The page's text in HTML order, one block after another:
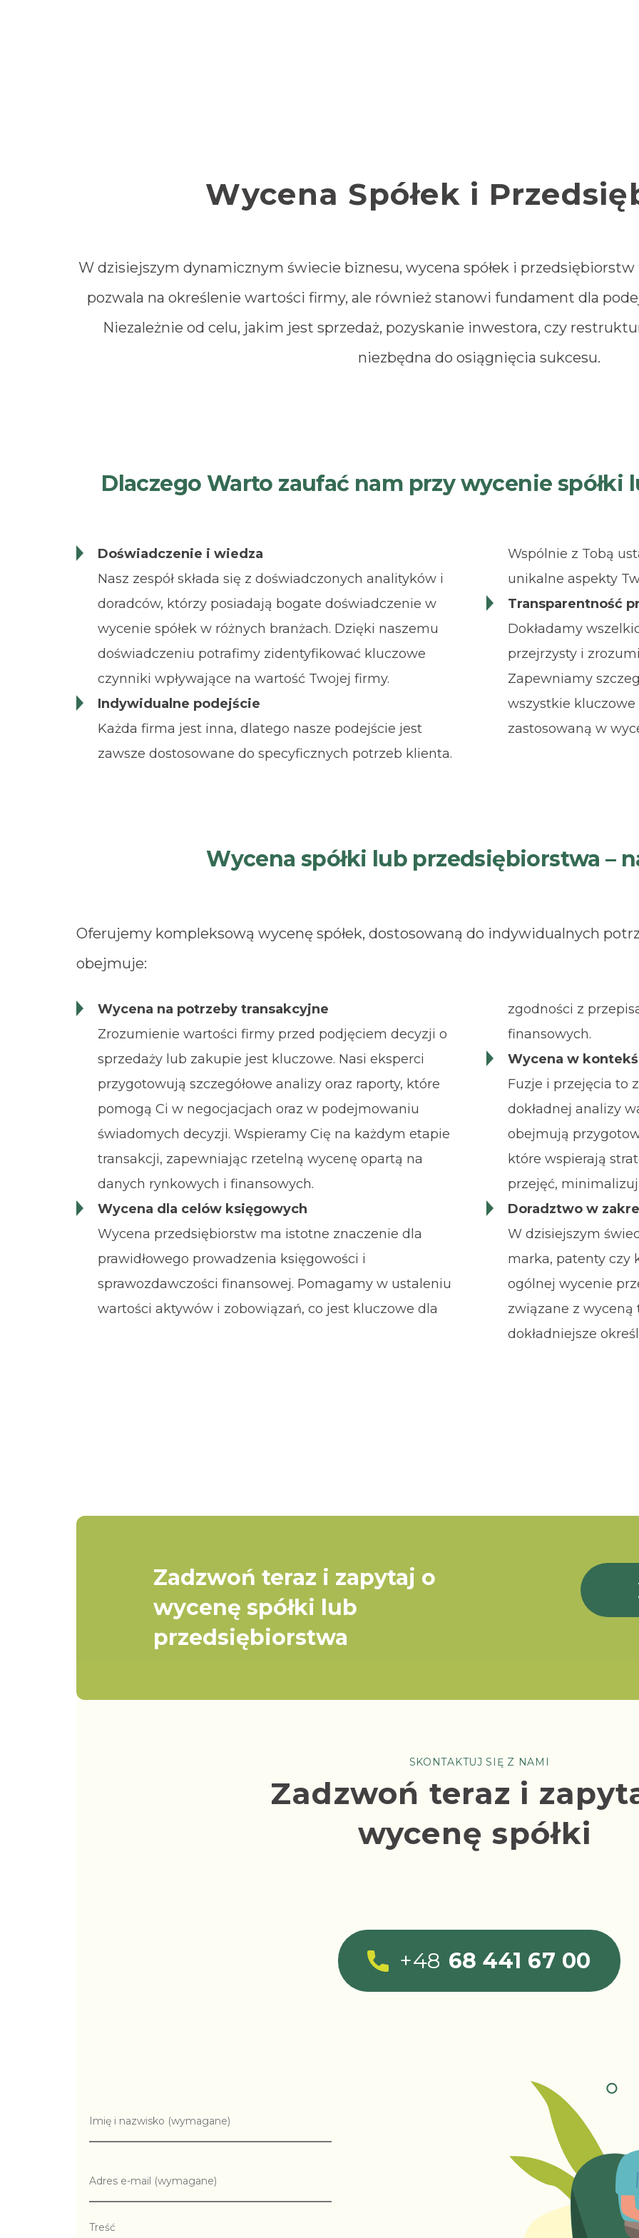
Wycena Spółek i
W dzisiejszym dynamicznym świecie biznesu, wycena spółek i
pozwala na określenie wartości firmy, ale również stanowi fundament dla
Niezależnie od celu, jakim jest sprzedaż, pozyskanie inwestora, czy
niezbędna do osiągnięcia sukcesu.
Dlaczego Warto zaufać nam przy wycenie
Doświadczenie i wiedza
Nasz zespół składa się z doświadczonych analityków i
doradców, którzy posiadają bogate doświadczenie w
wycenie spółek w różnych branżach. Dzięki naszemu
doświadczeniu potrafimy zidentyfikować kluczowe
czynniki wpływające na wartość Twojej firmy.
Indywidualne podejście
Każda firma jest inna, dlatego nasze podejście jest
zawsze dostosowane do specyficznych potrzeb klienta.
Wspólnie z Tobą
unikalne aspekty
Transparentność
Dokładamy
przejrzysty i
Zapewniamy
wszystkie
zastosowaną w
Wycena spółki lub przedsiębiorstwa –
Oferujemy kompleksową wycenę spółek, dostosowaną do indywidualnych
obejmuje:
Wycena na potrzeby transakcyjne
Zrozumienie wartości firmy przed podjęciem decyzji o
sprzedaży lub zakupie jest kluczowe. Nasi eksperci
przygotowują szczegółowe analizy oraz raporty, które
pomogą Ci w negocjacjach oraz w podejmowaniu
świadomych decyzji. Wspieramy Cię na każdym etapie
transakcji, zapewniając rzetelną wycenę opartą na
danych rynkowych i finansowych.
Wycena dla celów księgowych
Wycena przedsiębiorstw ma istotne znaczenie dla
prawidłowego prowadzenia księgowości i
sprawozdawczości finansowej. Pomagamy w ustaleniu
wartości aktywów i zobowiązań, co jest kluczowe dla
zgodności z
finansowych.
Wycena w
Fuzje i przejęcia to
dokładnej analizy
obejmują
które wspierają
przejęć,
Doradztwo w
W dzisiejszym
marka, patenty czy
ogólnej wycenie
związane z wyceną
dokładniejsze
Zadzwoń teraz i zapytaj o
wycenę spółki lub
przedsiębiorstwa
SKONTAKTUJ SIĘ Z NAMI
Zadzwoń teraz i
wycenę spółki
+48 68 441 67 00